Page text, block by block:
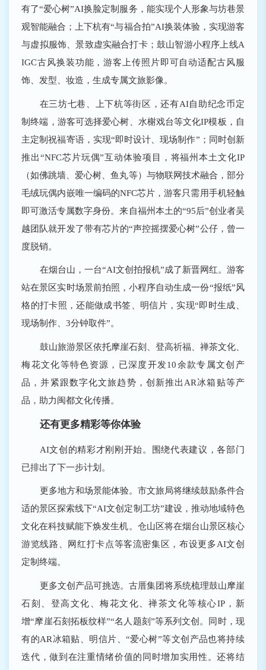
有了“爱心树”AI换脸定制服务，能实现个人形象与坊巷景
观智能融合；上下杭有“与福合拍”AI换装体验，实现游客
与虚拟服饰、景致虚实融合打卡；鼓山智游小程序上线A
IGC古风换装功能，游客上传照片即可自动适配古风服
饰、发型、妆造，生成专属文旅影像。
在三坊七巷、上下杭等街区，还有AI自助纪念币定
制终端，游客可选择爱心树、水榭戏台等文化IP模板，自
主定制祝福寄语，实现“即时设计、现场制作”；同时创新
推出“NFC芯片玩偶”互动体验项目，将福州本土文化IP
（如佛跳墙、爱心树、鱼丸等）与物联网技术融合，部分
毛绒玩偶内嵌唯一编码的NFC芯片，游客只需用手机轻触
即可激活专属数字身份。来自福州本土的“95后”创业者吴
越团队就开发了带有芯片的“声控摇摆爱心树”公仔，曾一
度脱销。
在烟台山，一台“AI文创拍报机”成了新晋网红。游客
站在景区实时场景前拍照，小程序自动生成一份“报纸”风
格的打卡照，还能做成书签、明信片，实现“即时生成、
现场制作、3分钟取件”。
鼓山旅游景区依托摩崖石刻、登高祈福、禅茶文化、
梅花文化等特色资源，已深度开发10余款专属文创产
品，并紧跟数字化文旅趋势，创新推出AR冰箱贴等产
品，助力闽都文化传播。
还有更多精彩等你体验
AI文创的精彩才刚刚开始。围绕代表建议，各部门
已排出了下一步计划。
更多地方和场景能体验。市文旅局将继续鼓励条件合
适的景区探索线下“AI文创定制工坊”建设，推动地域特色
文化在科技赋能下焕发生机。仓山区将在烟台山景区核心
游览线路、网红打卡点等客流密集区，布设更多AI文创
定制终端。
更多文创产品可挑选。古厝集团将系统梳理鼓山摩崖
石刻、登高文化、梅花文化、禅茶文化等核心IP，新
增“摩崖石刻拓板纹样”“名人题刻”等系列文创。同时，现
有的AR冰箱贴、明信片、“爱心树”等文创产品也将持续
迭代，做到在注重情绪价值的同时增加实用性。还将结